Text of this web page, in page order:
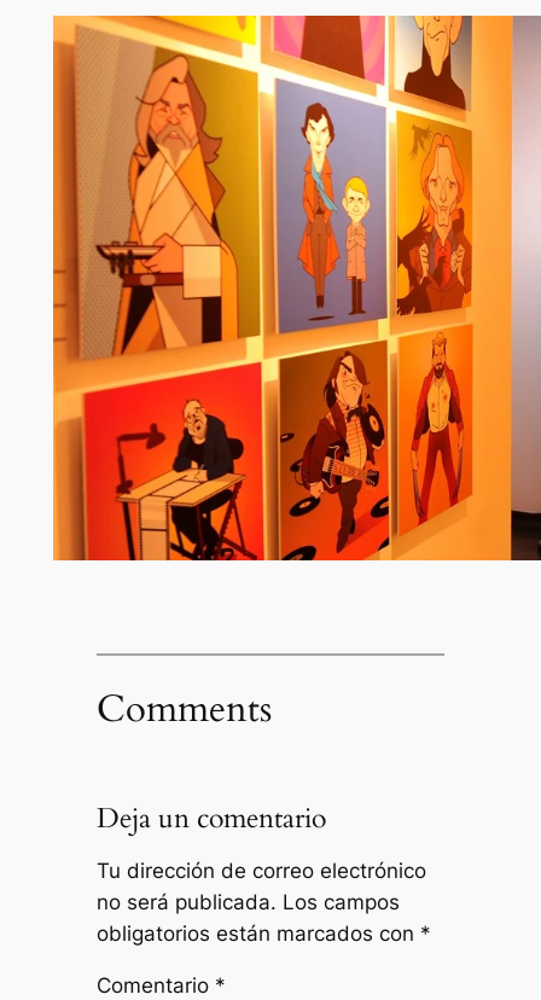
Comments
Deja un comentario
Tu dirección de correo electrónico
no será publicada. Los campos
obligatorios están marcados con *
Comentario *